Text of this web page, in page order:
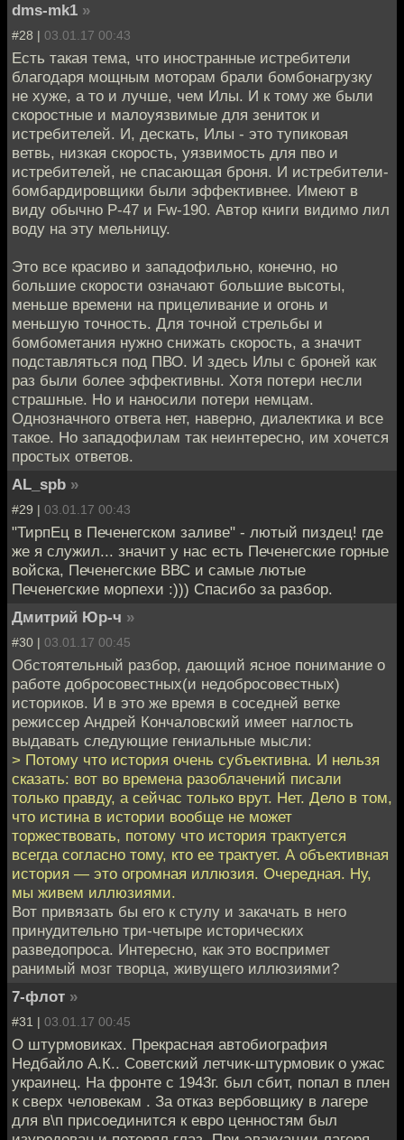
dms-mk1 »
#28 | 03.01.17 00:43
Есть такая тема, что иностранные истребители
благодаря мощным моторам брали бомбонагрузку
не хуже, а то и лучше, чем Илы. И к тому же были
скоростные и малоуязвимые для зениток и
истребителей. И, дескать, Илы - это тупиковая
ветвь, низкая скорость, уязвимость для пво и
истребителей, не спасающая броня. И истребители-
бомбардировщики были эффективнее. Имеют в
виду обычно Р-47 и Fw-190. Автор книги видимо лил
воду на эту мельницу.
Это все красиво и западофильно, конечно, но
большие скорости означают большие высоты,
меньше времени на прицеливание и огонь и
меньшую точность. Для точной стрельбы и
бомбометания нужно снижать скорость, а значит
подставляться под ПВО. И здесь Илы с броней как
раз были более эффективны. Хотя потери несли
страшные. Но и наносили потери немцам.
Однозначного ответа нет, наверно, диалектика и все
такое. Но западофилам так неинтересно, им хочется
простых ответов.
AL_spb »
#29 | 03.01.17 00:43
"ТирпЕц в Печенегском заливе" - лютый пиздец! где
же я служил... значит у нас есть Печенегские горные
войска, Печенегские ВВС и самые лютые
Печенегские морпехи :))) Спасибо за разбор.
Дмитрий Юр-ч »
#30 | 03.01.17 00:45
Обстоятельный разбор, дающий ясное понимание о
работе добросовестных(и недобросовестных)
историков. И в это же время в соседней ветке
режиссер Андрей Кончаловский имеет наглость
выдавать следующие гениальные мысли:
> Потому что история очень субъективна. И нельзя
сказать: вот во времена разоблачений писали
только правду, а сейчас только врут. Нет. Дело в том,
что истина в истории вообще не может
торжествовать, потому что история трактуется
всегда согласно тому, кто ее трактует. А объективная
история — это огромная иллюзия. Очередная. Ну,
мы живем иллюзиями.
Вот привязать бы его к стулу и закачать в него
принудительно три-четыре исторических
разведопроса. Интересно, как это воспримет
ранимый мозг творца, живущего иллюзиями?
7-флот »
#31 | 03.01.17 00:45
О штурмовиках. Прекрасная автобиография
Недбайло А.К.. Советский летчик-штурмовик о ужас
украинец. На фронте с 1943г. был сбит, попал в плен
к сверх человекам . За отказ вербовщику в лагере
для в\п присоединится к евро ценностям был